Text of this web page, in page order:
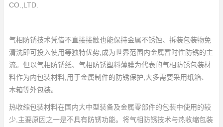
CO.,LTD.
气相防锈技术凭借不直接接触也能保持金属不锈蚀、拆装包装物免
清洗即可投入使用等独特优势,成为世界范围内金属暂时性防锈的主
流。但以气相防锈纸、气相防锈塑料薄膜为代表的气相防锈包装材
料作为内包装材料,用于金属制件的防锈保护,大多需要采用纸箱、
木箱等外包装。
热收缩包装材料在国内大中型装备及金属零部件的包装中使用的较
少,主要原因之一是不具有防锈功能。将气相防锈技术与热收缩包装